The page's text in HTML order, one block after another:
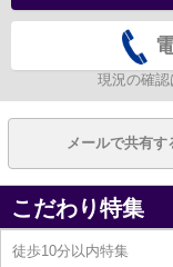
現況の確認
メールで共有す
こだわり特集
徒歩10分以内特集